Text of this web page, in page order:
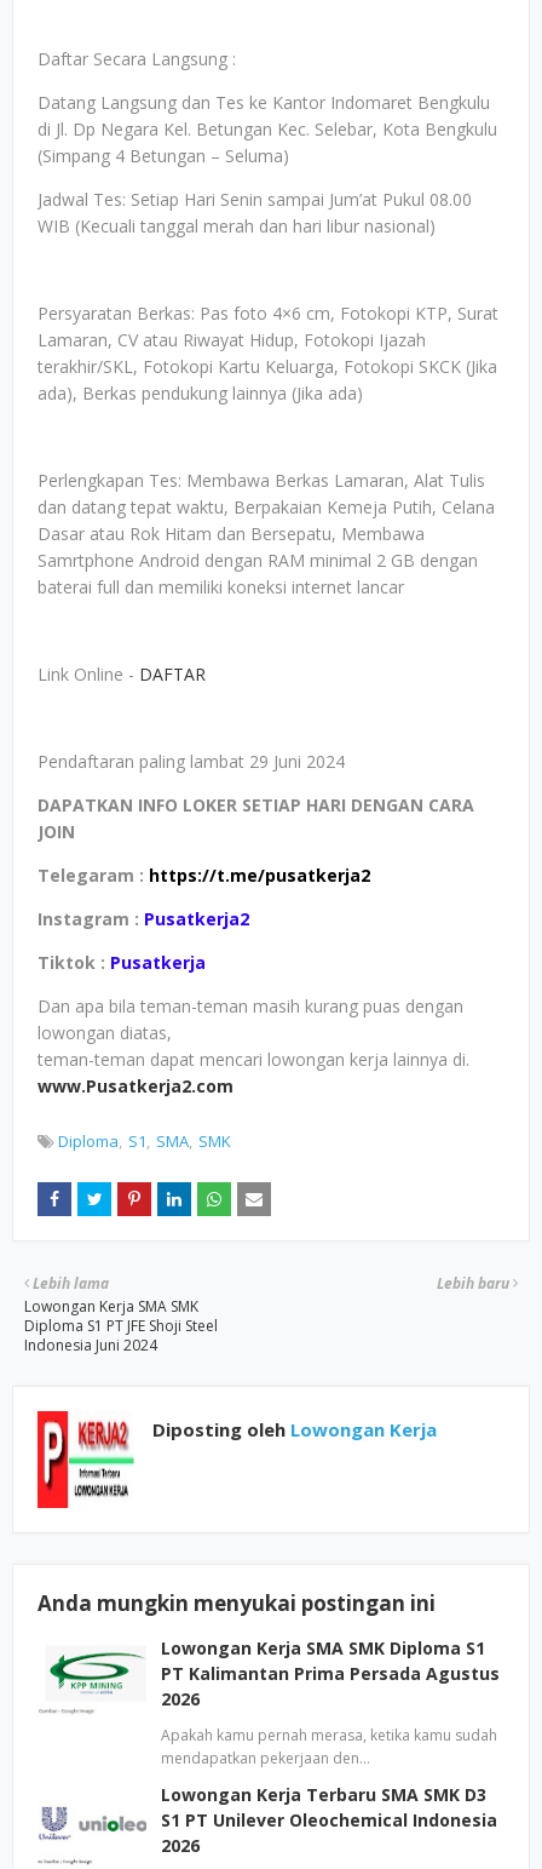
Daftar Secara Langsung :
Datang Langsung dan Tes ke Kantor Indomaret Bengkulu
di Jl. Dp Negara Kel. Betungan Kec. Selebar, Kota Bengkulu
(Simpang 4 Betungan – Seluma)
Jadwal Tes: Setiap Hari Senin sampai Jum’at Pukul 08.00
WIB (Kecuali tanggal merah dan hari libur nasional)
Persyaratan Berkas: Pas foto 4×6 cm, Fotokopi KTP, Surat
Lamaran, CV atau Riwayat Hidup, Fotokopi Ijazah
terakhir/SKL, Fotokopi Kartu Keluarga, Fotokopi SKCK (Jika
ada), Berkas pendukung lainnya (Jika ada)
Perlengkapan Tes: Membawa Berkas Lamaran, Alat Tulis
dan datang tepat waktu, Berpakaian Kemeja Putih, Celana
Dasar atau Rok Hitam dan Bersepatu, Membawa
Samrtphone Android dengan RAM minimal 2 GB dengan
baterai full dan memiliki koneksi internet lancar
Link Online - DAFTAR
Pendaftaran paling lambat 29 Juni 2024
DAPATKAN INFO LOKER SETIAP HARI DENGAN CARA
JOIN
Telegaram : https://t.me/pusatkerja2
Instagram : Pusatkerja2
Tiktok : Pusatkerja
Dan apa bila teman-teman masih kurang puas dengan
lowongan diatas,
teman-teman dapat mencari lowongan kerja lainnya di.
www.Pusatkerja2.com
Diploma S1 SMA SMK
Lebih baru
Lebih lama
Lowongan Kerja SMA SMK
Diploma S1 PT JFE Shoji Steel
Indonesia Juni 2024
Diposting oleh Lowongan Kerja
Anda mungkin menyukai postingan ini
Lowongan Kerja SMA SMK Diploma S1
PT Kalimantan Prima Persada Agustus
2026
Apakah kamu pernah merasa, ketika kamu sudah
mendapatkan pekerjaan den…
Lowongan Kerja Terbaru SMA SMK D3
S1 PT Unilever Oleochemical Indonesia
2026